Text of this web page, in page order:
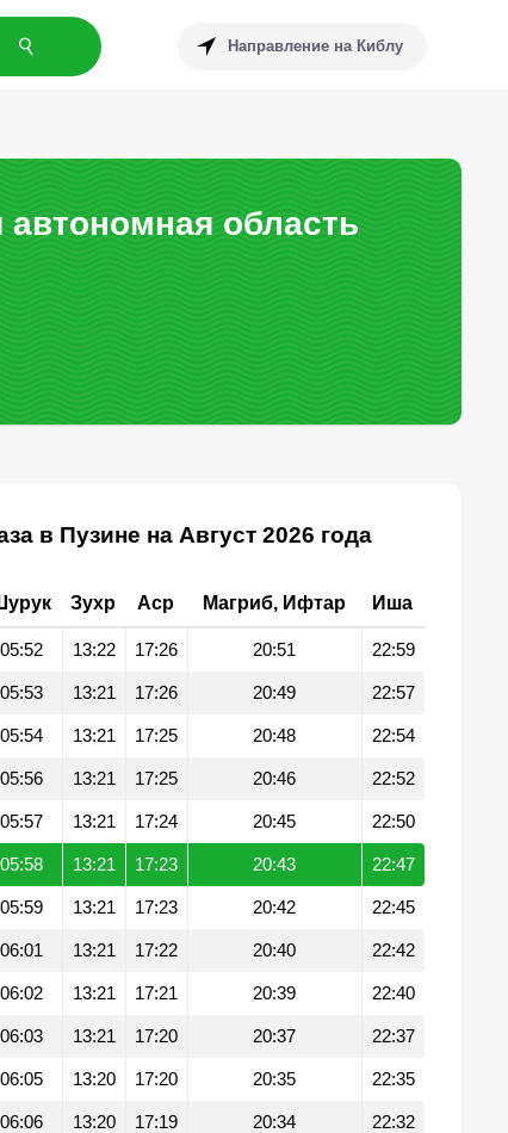
Направление на Киблу
область
в Пузине на Август 2026 года
Зухр Аср Магриб, Ифтар Иша
05:52 13:22 17:26 20:51 22:59
05:53 13:21 17:26 20:49 22:57
05:54 13:21 17:25 20:48 22:54
05:56 13:21 17:25 20:46 22:52
05:57 13:21 17:24 20:45 22:50
05:58 13:21 17:23 20:43 22:47
05:59 13:21 17:23 20:42 22:45
06:01 13:21 17:22 20:40 22:42
06:02 13:21 17:21 20:39 22:40
06:03 13:21 17:20 20:37 22:37
06:05 13:20 17:20 20:35 22:35
06:06 13:20 17:19 20:34 22:32